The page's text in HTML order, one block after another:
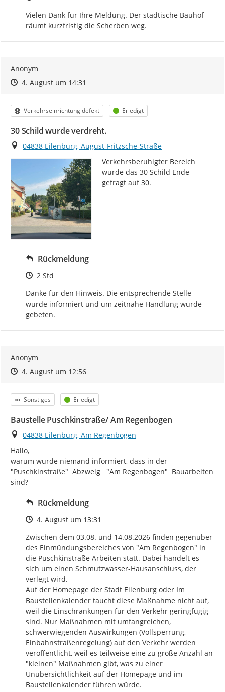
Vielen Dank für Ihre Meldung. Der städtische Bauhof
räumt kurzfristig die Scherben weg.
Anonym
Zeitpunkt des Erstellens
Zeitpunkt des Erstellens
4. August um 14:31
Kategorie
Verkehrseinrichtung defekt Status
Erledigt
30 Schild wurde verdreht.
Ort
04838 Eilenburg, August-Fritzsche-Straße
Verkehrsberuhigter Bereich
wurde das 30 Schild Ende
gefragt auf 30.
Rückmeldung
Zeitpunkt des Erstellens
2 Std
Danke für den Hinweis. Die entsprechende Stelle
wurde informiert und um zeitnahe Handlung wurde
gebeten.
Anonym
Zeitpunkt des Erstellens
Zeitpunkt des Erstellens
4. August um 12:56Zur Äußerung
Kategorie
Sonstiges Status
Erledigt
Baustelle Puschkinstraße/ Am Regenbogen
Ort
04838 Eilenburg, Am Regenbogen
Hallo,
warum wurde niemand informiert, dass in der
"Puschkinstraße"  Abzweig   "Am Regenbogen"  Bauarbeiten
sind?
Rückmeldung
Zeitpunkt des Erstellens
4. August um 13:31
Zwischen dem 03.08. und 14.08.2026 finden gegenüber
des Einmündungsbereiches von "Am Regenbogen" in
die Puschkinstraße Arbeiten statt. Dabei handelt es
sich um einen Schmutzwasser-Hausanschluss, der
verlegt wird.
Auf der Homepage der Stadt Eilenburg oder Im
Baustellenkalender taucht diese Maßnahme nicht auf,
weil die Einschränkungen für den Verkehr geringfügig
sind. Nur Maßnahmen mit umfangreichen,
schwerwiegenden Auswirkungen (Vollsperrung,
Einbahnstraßenregelung) auf den Verkehr werden
veröffentlicht, weil es teilweise eine zu große Anzahl an
"kleinen" Maßnahmen gibt, was zu einer
Unübersichtlichkeit auf der Homepage und im
Baustellenkalender führen würde.